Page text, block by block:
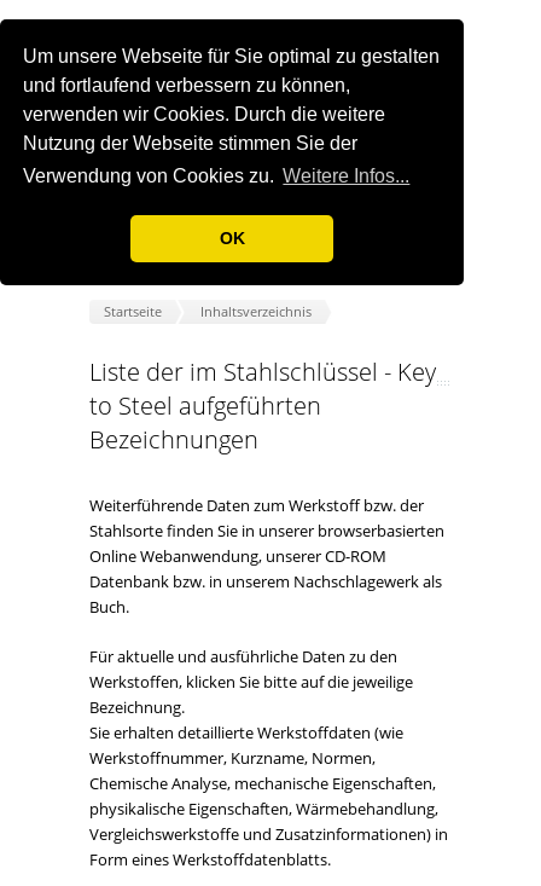
Um unsere Webseite für Sie optimal zu gestalten
und fortlaufend verbessern zu können,
verwenden wir Cookies. Durch die weitere
Nutzung der Webseite stimmen Sie der
Verwendung von Cookies zu. Weitere Infos...
OK
Startseite Inhaltsverzeichnis
Liste der im Stahlschlüssel - Key
to Steel aufgeführten
Bezeichnungen
Weiterführende Daten zum Werkstoff bzw. der
Stahlsorte finden Sie in unserer browserbasierten
Online Webanwendung, unserer CD-ROM
Datenbank bzw. in unserem Nachschlagewerk als
Buch.
Für aktuelle und ausführliche Daten zu den
Werkstoffen, klicken Sie bitte auf die jeweilige
Bezeichnung.
Sie erhalten detaillierte Werkstoffdaten (wie
Werkstoffnummer, Kurzname, Normen,
Chemische Analyse, mechanische Eigenschaften,
physikalische Eigenschaften, Wärmebehandlung,
Vergleichswerkstoffe und Zusatzinformationen) in
Form eines Werkstoffdatenblatts.